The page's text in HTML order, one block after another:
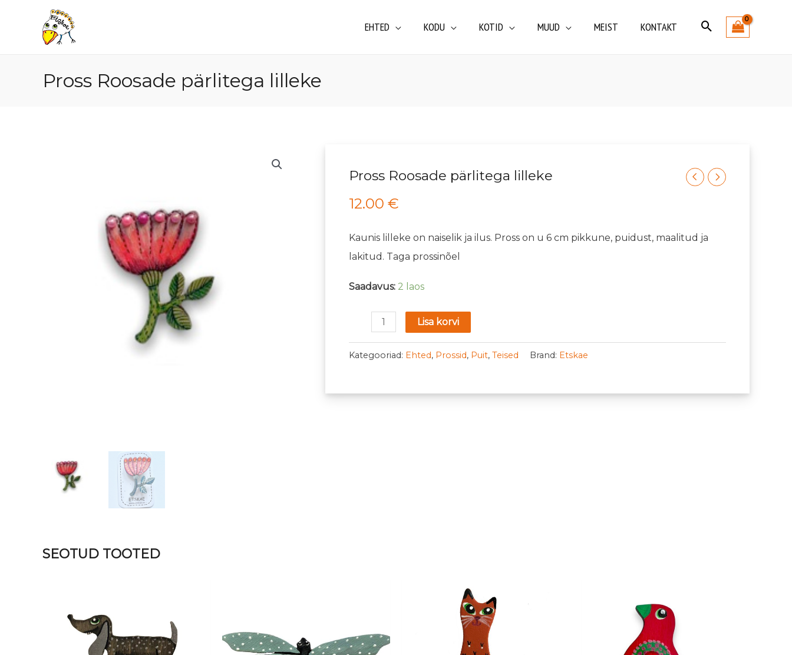
EHTED KODU KOTID MUUD MEIST KONTAKT
Pross Roosade pärlitega lilleke
Pross Roosade pärlitega lilleke
12.00 €
Kaunis lilleke on naiselik ja ilus. Pross on u 6 cm pikkune, puidust, maalitud ja
lakitud. Taga prossinõel
Saadavus: 2 laos
Roosade
lilleke
Lisa korvi
Kategooriad: Ehted, Prossid, Puit, Teised Brand: Etskae
SEOTUD TOOTED